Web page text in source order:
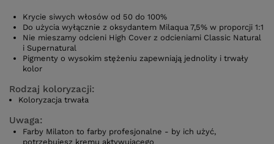
Krycie siwych włosów od 50 do 100%
Do użycia wyłącznie z oksydantem Milaqua 7,5% w proporcji 1:1
Nie mieszamy odcieni High Cover z odcieniami Classic Natural
i Supernatural
Pigmenty o wysokim stężeniu zapewniają jednolity i trwały
kolor
Rodzaj koloryzacji:
Koloryzacja trwała
Uwaga:
Farby Milaton to farby profesjonalne - by ich użyć,
potrzebujesz kremu aktywującego